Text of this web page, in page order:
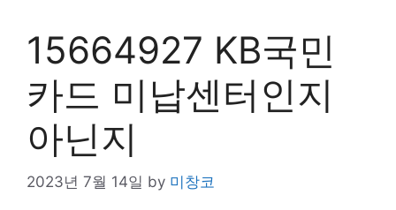
15664927 KB국민
카드 미납센터인지
아닌지
2023년 7월 14일 by 미창코